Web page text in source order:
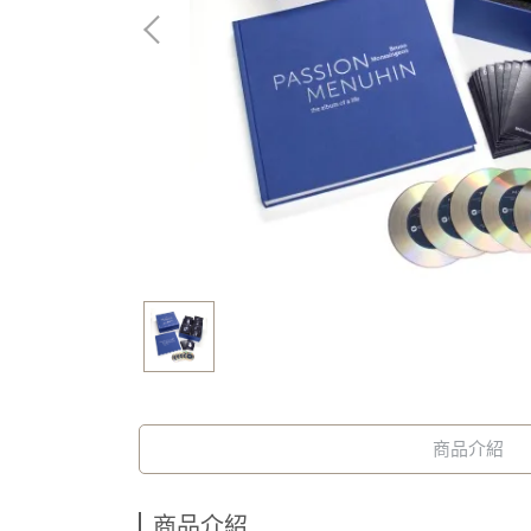
商品介紹